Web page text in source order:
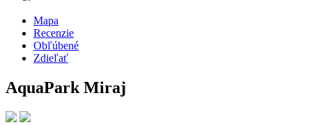
Mapa
Recenzie
Obľúbené
Zdieľať
AquaPark Miraj